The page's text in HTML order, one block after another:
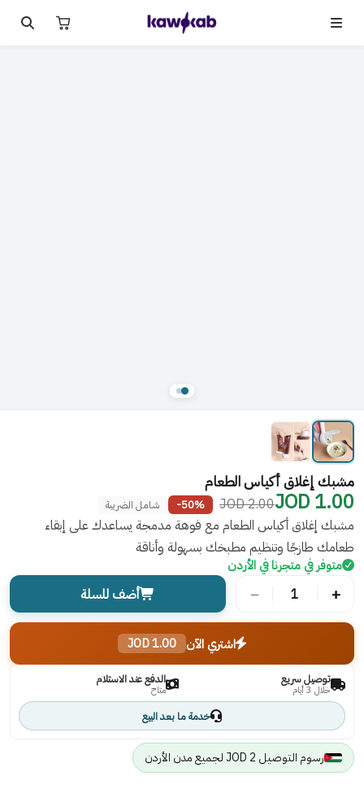
مشبك إغلاق أكياس الطعام
1.00 JOD
2.00 JOD
-50% شامل الضريبة
مشبك إغلاق أكياس الطعام مع فوهة مدمجة يساعدك على إبقاء
طعامك طازجًا وتنظيم مطبخك بسهولة وأناقة
متوفر في متجرنا في الأردن
+
1
− أضف للسلة
اشتري الآن 1.00 JOD
توصيل سريع
خلال 3 أيام
الدفع عند الاستلام
متاح
خدمة ما بعد البيع
رسوم التوصيل 2 JOD لجميع مدن الأردن